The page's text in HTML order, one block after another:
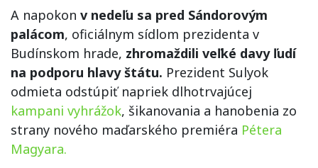
A napokon v nedeľu sa pred Sándorovým
palácom, oficiálnym sídlom prezidenta v
Budínskom hrade, zhromaždili veľké davy ľudí
na podporu hlavy štátu. Prezident Sulyok
odmieta odstúpiť napriek dlhotrvajúcej
kampani vyhrážok, šikanovania a hanobenia zo
strany nového maďarského premiéra Pétera
Magyara.